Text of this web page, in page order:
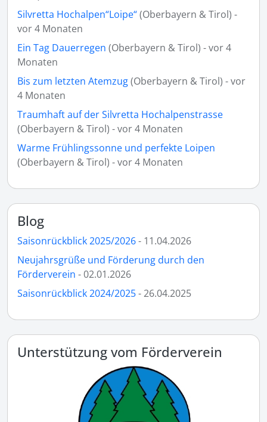
Silvretta Hochalpen“Loipe“(Oberbayern & Tirol) -
vor 4 Monaten
Ein Tag Dauerregen (Oberbayern & Tirol) - vor 4
Monaten
Bis zum letzten Atemzug(Oberbayern & Tirol) - vor
4 Monaten
Traumhaft auf der Silvretta Hochalpenstrasse
(Oberbayern & Tirol) - vor 4 Monaten
Warme Frühlingssonne und perfekte Loipen
(Oberbayern & Tirol) - vor 4 Monaten
Blog
Saisonrückblick 2025/2026- 11.04.2026
Neujahrsgrüße und Förderung durch den
Förderverein - 02.01.2026
Saisonrückblick 2024/2025- 26.04.2025
Unterstützung vom Förderverein